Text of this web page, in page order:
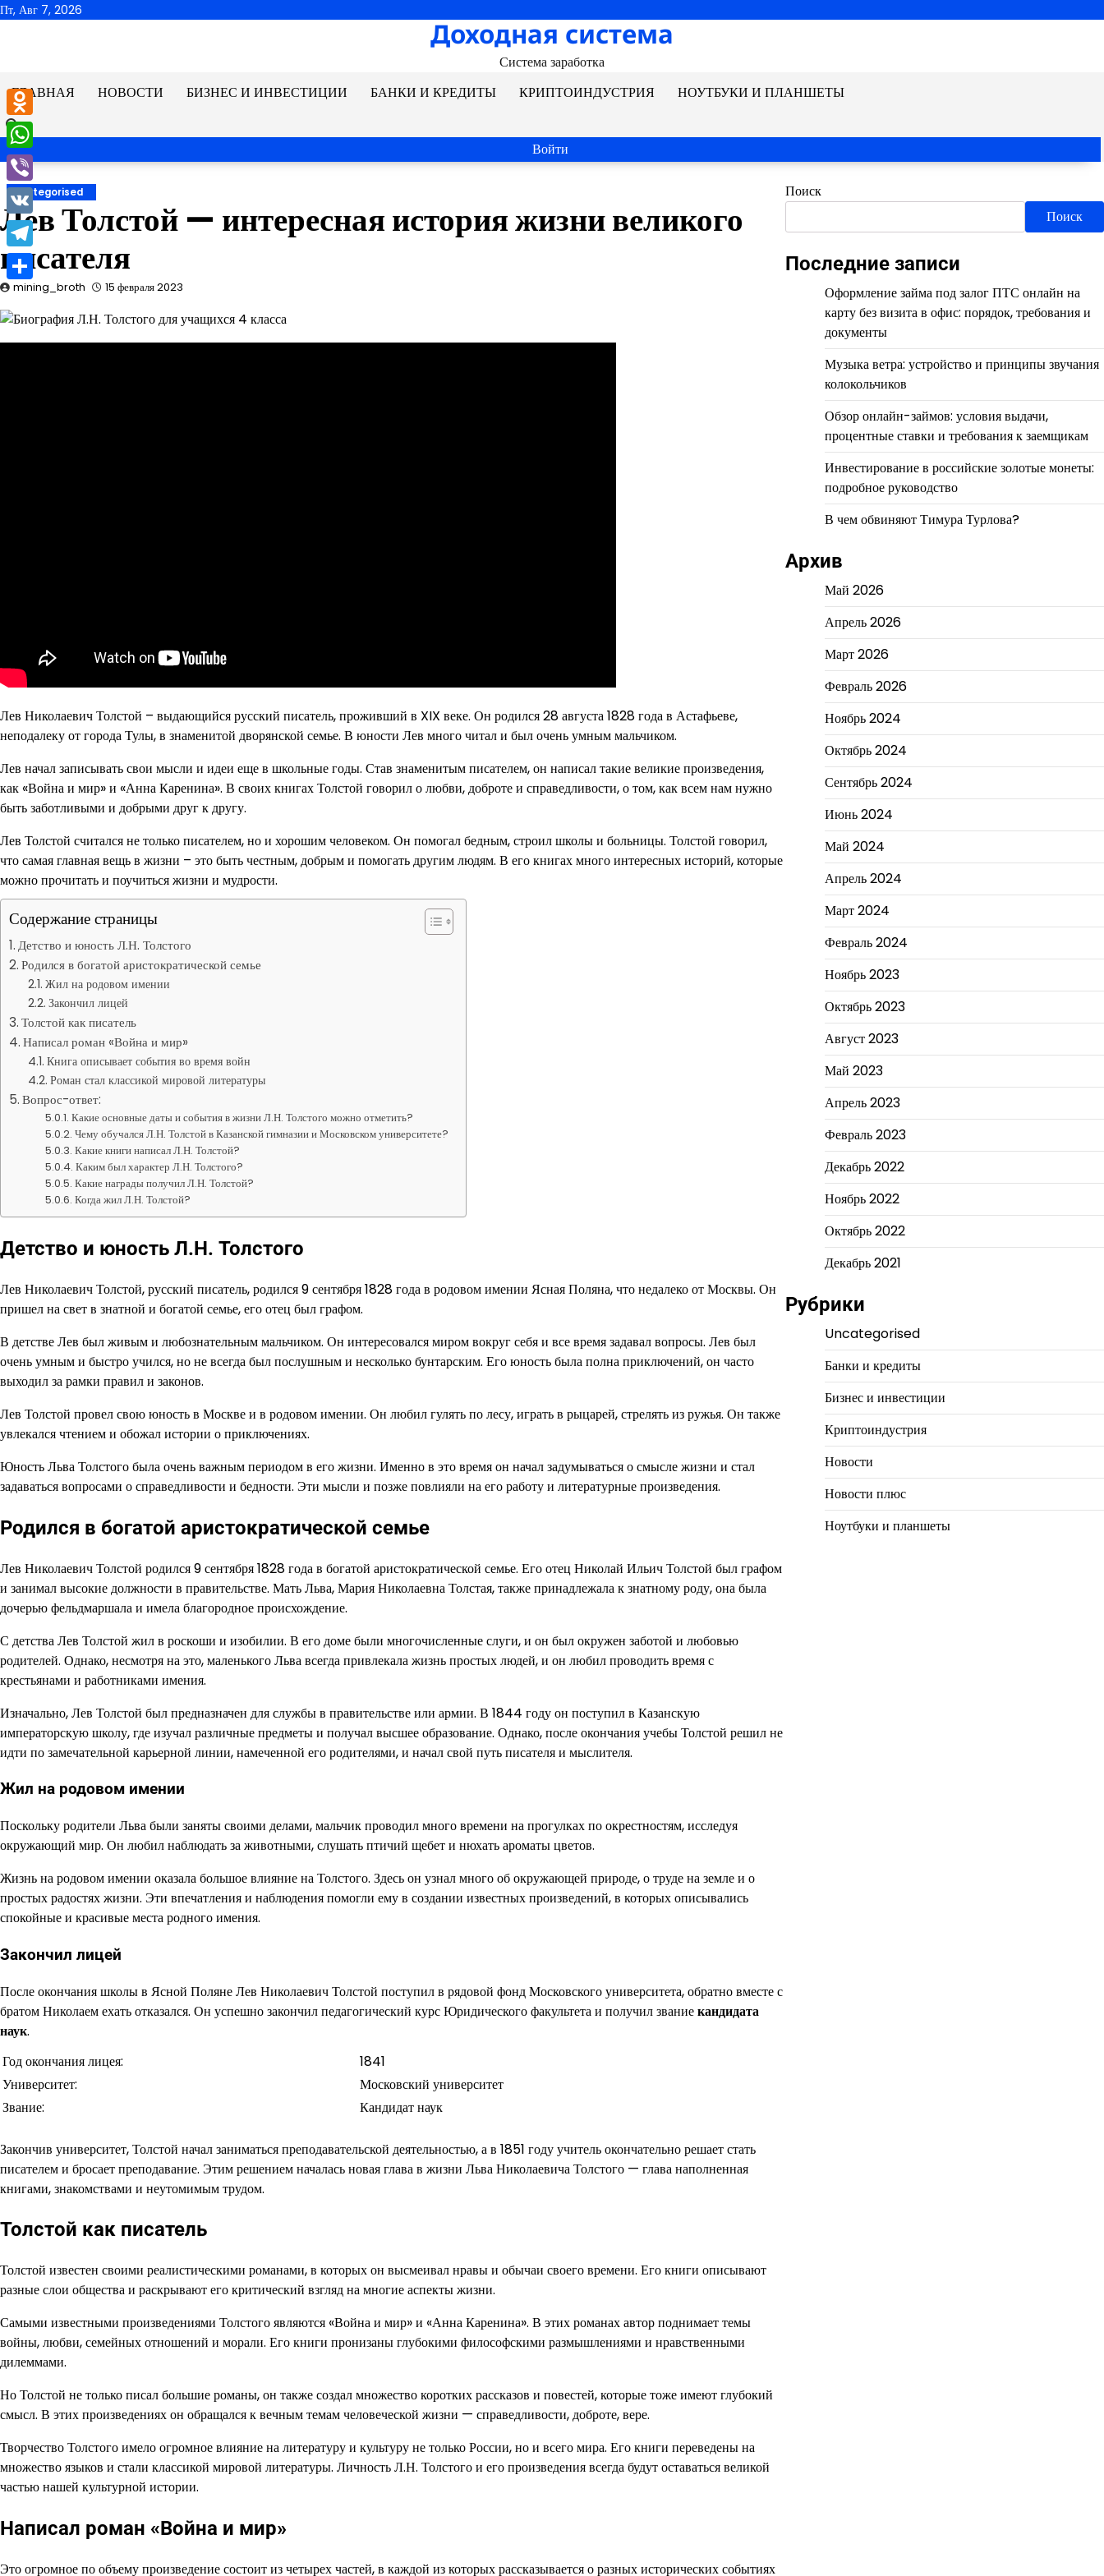
Перейти
Пт, Авг 7, 2026
Доходная система
Система заработка
ГЛАВНАЯ
НОВОСТИ БИЗНЕС И ИНВЕСТИЦИИ БАНКИ И КРЕДИТЫ КРИПТОИНДУСТРИЯ НОУТБУКИ И ПЛАНШЕТЫ
Войти
Uncategorised
Лев Толстой — интересная история жизни великого
писателя
mining_broth 15 февраля 2023
Лев Николаевич Толстой – выдающийся русский писатель, проживший в XIX веке. Он родился 28 августа 1828 года в Астафьеве,
неподалеку от города Тулы, в знаменитой дворянской семье. В юности Лев много читал и был очень умным мальчиком.
Лев начал записывать свои мысли и идеи еще в школьные годы. Став знаменитым писателем, он написал такие великие произведения,
как «Война и мир» и «Анна Каренина». В своих книгах Толстой говорил о любви, доброте и справедливости, о том, как всем нам нужно
быть заботливыми и добрыми друг к другу.
Лев Толстой считался не только писателем, но и хорошим человеком. Он помогал бедным, строил школы и больницы. Толстой говорил,
что самая главная вещь в жизни – это быть честным, добрым и помогать другим людям. В его книгах много интересных историй, которые
можно прочитать и поучиться жизни и мудрости.
Содержание страницы
Детство и юность Л.Н. Толстого
Родился в богатой аристократической семье
Жил на родовом имении
Закончил лицей
Толстой как писатель
Написал роман «Война и мир»
Книга описывает события во время войн
Роман стал классикой мировой литературы
Вопрос-ответ:
Какие основные даты и события в жизни Л.Н. Толстого можно отметить?
Чему обучался Л.Н. Толстой в Казанской гимназии и Московском университете?
Какие книги написал Л.Н. Толстой?
Каким был характер Л.Н. Толстого?
Какие награды получил Л.Н. Толстой?
Когда жил Л.Н. Толстой?
Детство и юность Л.Н. Толстого
Лев Николаевич Толстой, русский писатель, родился 9 сентября 1828 года в родовом имении Ясная Поляна, что недалеко от Москвы. Он
пришел на свет в знатной и богатой семье, его отец был графом.
В детстве Лев был живым и любознательным мальчиком. Он интересовался миром вокруг себя и все время задавал вопросы. Лев был
очень умным и быстро учился, но не всегда был послушным и несколько бунтарским. Его юность была полна приключений, он часто
выходил за рамки правил и законов.
Лев Толстой провел свою юность в Москве и в родовом имении. Он любил гулять по лесу, играть в рыцарей, стрелять из ружья. Он также
увлекался чтением и обожал истории о приключениях.
Юность Льва Толстого была очень важным периодом в его жизни. Именно в это время он начал задумываться о смысле жизни и стал
задаваться вопросами о справедливости и бедности. Эти мысли и позже повлияли на его работу и литературные произведения.
Родился в богатой аристократической семье
Лев Николаевич Толстой родился 9 сентября 1828 года в богатой аристократической семье. Его отец Николай Ильич Толстой был графом
и занимал высокие должности в правительстве. Мать Льва, Мария Николаевна Толстая, также принадлежала к знатному роду, она была
дочерью фельдмаршала и имела благородное происхождение.
С детства Лев Толстой жил в роскоши и изобилии. В его доме были многочисленные слуги, и он был окружен заботой и любовью
родителей. Однако, несмотря на это, маленького Льва всегда привлекала жизнь простых людей, и он любил проводить время с
крестьянами и работниками имения.
Изначально, Лев Толстой был предназначен для службы в правительстве или армии. В 1844 году он поступил в Казанскую
императорскую школу, где изучал различные предметы и получал высшее образование. Однако, после окончания учебы Толстой решил не
идти по замечательной карьерной линии, намеченной его родителями, и начал свой путь писателя и мыслителя.
Жил на родовом имении
Поскольку родители Льва были заняты своими делами, мальчик проводил много времени на прогулках по окрестностям, исследуя
окружающий мир. Он любил наблюдать за животными, слушать птичий щебет и нюхать ароматы цветов.
Жизнь на родовом имении оказала большое влияние на Толстого. Здесь он узнал много об окружающей природе, о труде на земле и о
простых радостях жизни. Эти впечатления и наблюдения помогли ему в создании известных произведений, в которых описывались
спокойные и красивые места родного имения.
Закончил лицей
После окончания школы в Ясной Поляне Лев Николаевич Толстой поступил в рядовой фонд Московского университета, обратно вместе с
братом Николаем ехать отказался. Он успешно закончил педагогический курс Юридического факультета и получил званиекандидата
наук.
Год окончания лицея:
1841
Университет:
Московский университет
Звание:
Кандидат наук
Закончив университет, Толстой начал заниматься преподавательской деятельностью, а в 1851 году учитель окончательно решает стать
писателем и бросает преподавание. Этим решением началась новая глава в жизни Льва Николаевича Толстого — глава наполненная
книгами, знакомствами и неутомимым трудом.
Толстой как писатель
Толстой известен своими реалистическими романами, в которых он высмеивал нравы и обычаи своего времени. Его книги описывают
разные слои общества и раскрывают его критический взгляд на многие аспекты жизни.
Самыми известными произведениями Толстого являются «Война и мир» и «Анна Каренина». В этих романах автор поднимает темы
войны, любви, семейных отношений и морали. Его книги пронизаны глубокими философскими размышлениями и нравственными
дилеммами.
Но Толстой не только писал большие романы, он также создал множество коротких рассказов и повестей, которые тоже имеют глубокий
смысл. В этих произведениях он обращался к вечным темам человеческой жизни — справедливости, доброте, вере.
Творчество Толстого имело огромное влияние на литературу и культуру не только России, но и всего мира. Его книги переведены на
множество языков и стали классикой мировой литературы. Личность Л.Н. Толстого и его произведения всегда будут оставаться великой
частью нашей культурной истории.
Написал роман «Война и мир»
Это огромное по объему произведение состоит из четырех частей, в каждой из которых рассказывается о разных исторических событиях
Поиск
Поиск
Последние записи
Оформление займа под залог ПТС онлайн на
карту без визита в офис: порядок, требования и
документы
Музыка ветра: устройство и принципы звучания
колокольчиков
Обзор онлайн-займов: условия выдачи,
процентные ставки и требования к заемщикам
Инвестирование в российские золотые монеты:
подробное руководство
В чем обвиняют Тимура Турлова?
Архив
Май 2026
Апрель 2026
Март 2026
Февраль 2026
Ноябрь 2024
Октябрь 2024
Сентябрь 2024
Июнь 2024
Май 2024
Апрель 2024
Март 2024
Февраль 2024
Ноябрь 2023
Октябрь 2023
Август 2023
Май 2023
Апрель 2023
Февраль 2023
Декабрь 2022
Ноябрь 2022
Октябрь 2022
Декабрь 2021
Рубрики
Uncategorised
Банки и кредиты
Бизнес и инвестиции
Криптоиндустрия
Новости
Новости плюс
Ноутбуки и планшеты
Odnoklassniki
WhatsApp
Viber
VK
Telegram
Отправить